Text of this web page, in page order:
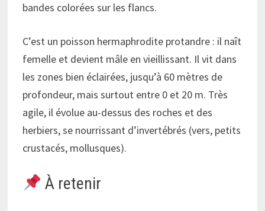
bandes colorées sur les flancs.
C’est un poisson hermaphrodite protandre : il naît
femelle et devient mâle en vieillissant. Il vit dans
les zones bien éclairées, jusqu’à 60 mètres de
profondeur, mais surtout entre 0 et 20 m. Très
agile, il évolue au-dessus des roches et des
herbiers, se nourrissant d’invertébrés (vers, petits
crustacés, mollusques).
À retenir